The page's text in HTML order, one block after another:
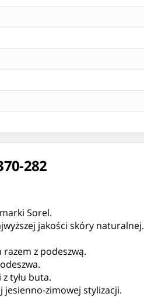
282
Sorel.
jakości skóry naturalnej.
z podeszwą.
tyłu buta.
jesienno-zimowej stylizacji.